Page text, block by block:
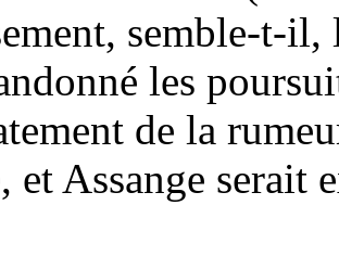
semble-t-
les
de la
et Assange serait